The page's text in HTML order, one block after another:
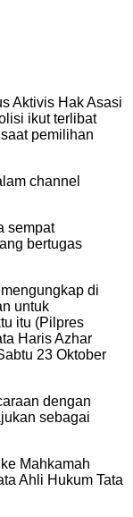
Aktivis Hak Asasi
ikut terlibat
pemilihan
channel
sempat
bertugas
di
untuk
itu (Pilpres
Haris Azhar
23 Oktober
dengan
sebagai
Mahkamah
Ahli Hukum Tata